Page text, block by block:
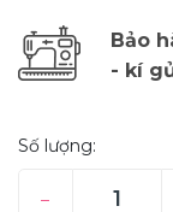
Bảo
- kí
Số lượng:
–